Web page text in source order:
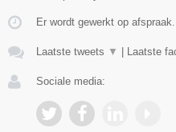
Er wordt gewerkt op afspraak.
Laatste tweets ▼ Laatste
Sociale media: